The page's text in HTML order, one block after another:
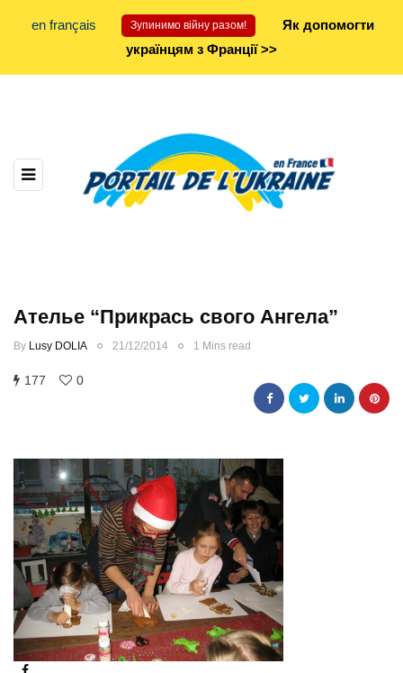
en français Зупинимо війну разом!
Як допомогти
українцям з Франції >>
Ателье “Прикрась свого Ангела”
By Lusy DOLIA 21/12/2014 1 Mins read
177 0